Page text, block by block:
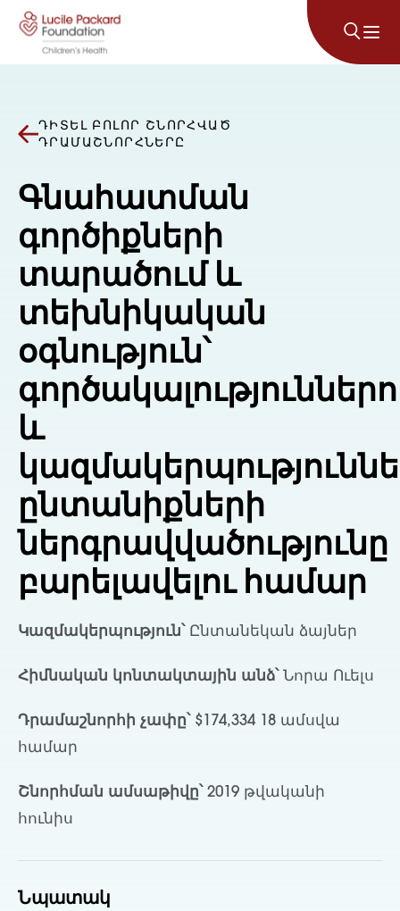
Անցնել բովանդակությանը
ԴԻՏԵԼ ԲՈԼՈՐ ՇՆՈՐՀՎԱԾ
ԴՐԱՄԱՇՆՈՐՀՆԵՐԸ
Գնահատման
գործիքների
տարածում և
տեխնիկական
օգնություն՝
և
ընտանիքների
ներգրավվածությունը
բարելավելու համար
Կազմակերպություն՝ Ընտանեկան ձայներ
Հիմնական կոնտակտային անձ՝ Նորա Ուելս
Դրամաշնորհի չափը՝
$174,334 18 ամսվա
համար
Շնորհման ամսաթիվը՝ 2019 թվականի
հունիս
Նպատակ